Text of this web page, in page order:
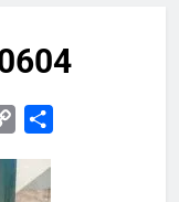
Copy